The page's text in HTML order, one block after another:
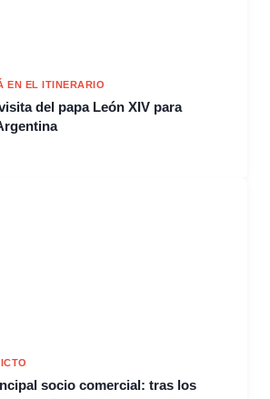
EN EL ITINERARIO
del papa León XIV para
socio comercial: tras los